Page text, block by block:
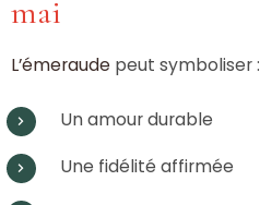
mai
L’émeraude peut symboliser :
Un amour durable
Une fidélité affirmée